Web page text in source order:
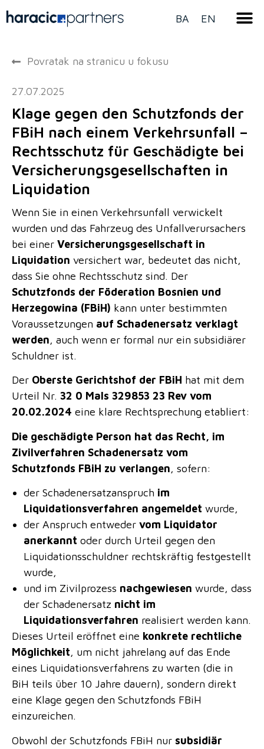
BA EN
Povratak na stranicu u fokusu
27.07.2025
Klage gegen den Schutzfonds der
FBiH nach einem Verkehrsunfall –
Rechtsschutz für Geschädigte bei
Versicherungsgesellschaften in
Liquidation
Wenn Sie in einen Verkehrsunfall verwickelt
wurden und das Fahrzeug des Unfallverursachers
bei einer Versicherungsgesellschaft in
Liquidation versichert war, bedeutet das nicht,
dass Sie ohne Rechtsschutz sind. Der
Schutzfonds der Föderation Bosnien und
Herzegowina (FBiH) kann unter bestimmten
Voraussetzungen auf Schadenersatz verklagt
werden, auch wenn er formal nur ein subsidiärer
Schuldner ist.
Der Oberste Gerichtshof der FBiH hat mit dem
Urteil Nr. 32 0 Mals 329853 23 Rev vom
20.02.2024 eine klare Rechtsprechung etabliert:
Die geschädigte Person hat das Recht, im
Zivilverfahren Schadenersatz vom
Schutzfonds FBiH zu verlangen, sofern:
der Schadenersatzanspruch im
Liquidationsverfahren angemeldet wurde,
der Anspruch entweder vom Liquidator
anerkannt oder durch Urteil gegen den
Liquidationsschuldner rechtskräftig festgestellt
wurde,
und im Zivilprozess nachgewiesen wurde, dass
der Schadenersatz nicht im
Liquidationsverfahren realisiert werden kann.
Dieses Urteil eröffnet eine konkrete rechtliche
Möglichkeit, um nicht jahrelang auf das Ende
eines Liquidationsverfahrens zu warten (die in
BiH teils über 10 Jahre dauern), sondern direkt
eine Klage gegen den Schutzfonds FBiH
einzureichen.
Obwohl der Schutzfonds FBiH nur subsidiär